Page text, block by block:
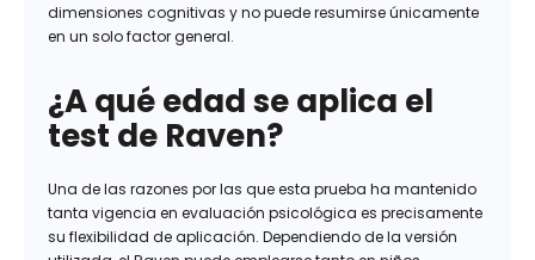
dimensiones cognitivas y no puede resumirse únicamente
en un solo factor general.
¿A qué edad se aplica el
test de Raven?
Una de las razones por las que esta prueba ha mantenido
tanta vigencia en evaluación psicológica es precisamente
su flexibilidad de aplicación. Dependiendo de la versión